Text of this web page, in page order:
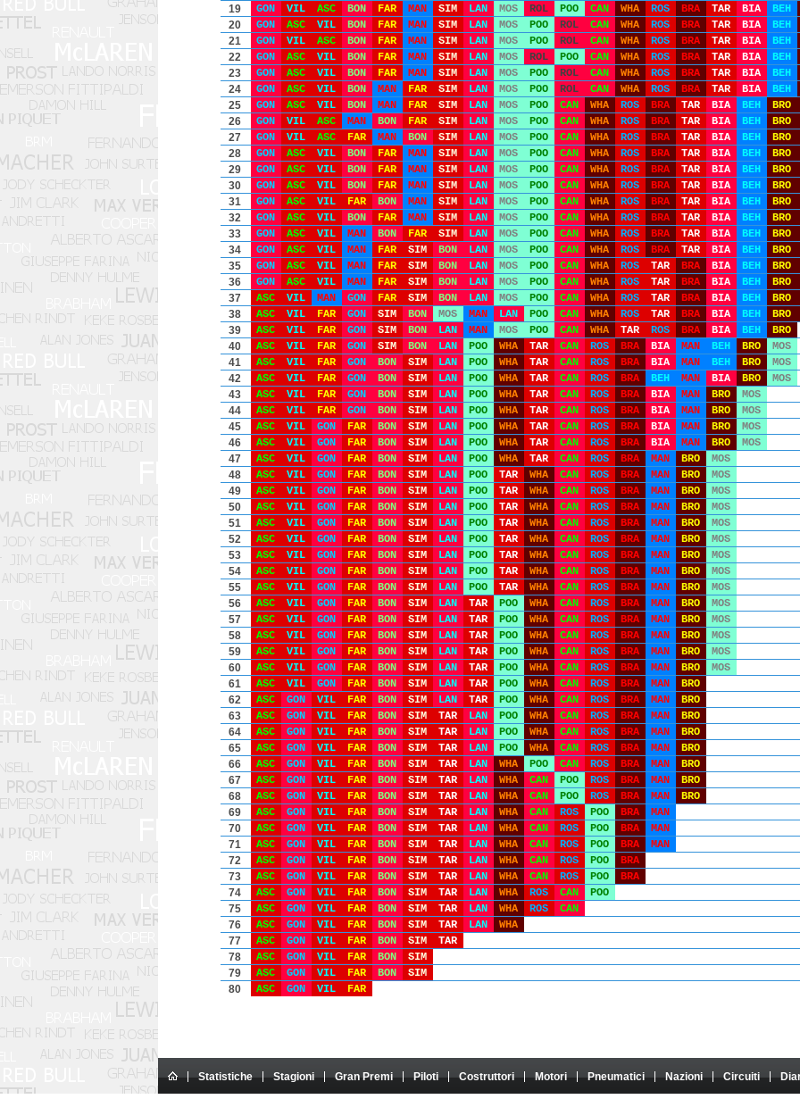
19
GON VIL ASC BON FAR MAN SIM LAN MOS ROL POO CAN WHA ROS BRA TAR BIA
BEH
20
GON ASC VIL BON FAR MAN SIM LAN MOS POO ROL CAN WHA ROS BRA TAR BIA
BEH
21
GON VIL ASC BON FAR MAN SIM LAN MOS POO ROL CAN WHA ROS BRA TAR BIA
BEH
22
GON ASC VIL BON FAR MAN SIM LAN MOS ROL POO CAN WHA ROS BRA TAR BIA
BEH
23
GON ASC VIL BON FAR MAN SIM LAN MOS POO ROL CAN WHA ROS BRA TAR BIA
BEH
24
GON ASC VIL BON MAN FAR SIM LAN MOS POO ROL CAN WHA ROS BRA TAR BIA
BEH
25
GON ASC VIL BON MAN FAR SIM LAN MOS POO CAN WHA ROS BRA TAR BIA BEH
BRO
26
GON VIL ASC MAN BON FAR SIM LAN MOS POO CAN WHA ROS BRA TAR BIA BEH
BRO
27
GON VIL ASC FAR MAN BON SIM LAN MOS POO CAN WHA ROS BRA TAR BIA BEH
BRO
28
GON ASC VIL BON FAR MAN SIM LAN MOS POO CAN WHA ROS BRA TAR BIA BEH
BRO
29
GON ASC VIL BON FAR MAN SIM LAN MOS POO CAN WHA ROS BRA TAR BIA BEH
BRO
30
GON ASC VIL BON FAR MAN SIM LAN MOS POO CAN WHA ROS BRA TAR BIA BEH
BRO
31
GON ASC VIL FAR BON MAN SIM LAN MOS POO CAN WHA ROS BRA TAR BIA BEH
BRO
32
GON ASC VIL BON FAR MAN SIM LAN MOS POO CAN WHA ROS BRA TAR BIA BEH
BRO
33
GON ASC VIL MAN BON FAR SIM LAN MOS POO CAN WHA ROS BRA TAR BIA BEH
BRO
34
GON ASC VIL MAN FAR SIM BON LAN MOS POO CAN WHA ROS BRA TAR BIA BEH
BRO
35
GON ASC VIL MAN FAR SIM BON LAN MOS POO CAN WHA ROS TAR BRA BIA BEH
BRO
36
GON ASC VIL MAN FAR SIM BON LAN MOS POO CAN WHA ROS TAR BRA BIA BEH
BRO
37
ASC VIL MAN GON FAR SIM BON LAN MOS POO CAN WHA ROS TAR BRA BIA BEH
BRO
38
ASC VIL FAR GON SIM BON MOS MAN LAN POO CAN WHA ROS TAR BRA BIA BEH
BRO
39
ASC VIL FAR GON SIM BON LAN MAN MOS POO CAN WHA TAR ROS BRA BIA BEH
BRO
40
ASC VIL FAR GON SIM BON LAN POO WHA TAR CAN ROS BRA BIA MAN BEH BRO
MOS
41
ASC VIL FAR GON BON SIM LAN POO WHA TAR CAN ROS BRA BIA MAN BEH BRO
MOS
42
ASC VIL FAR GON BON SIM LAN POO WHA TAR CAN ROS BRA BEH MAN BIA BRO
MOS
43
ASC VIL FAR GON BON SIM LAN POO WHA TAR CAN ROS BRA BIA MAN BRO
MOS
44
ASC VIL FAR GON BON SIM LAN POO WHA TAR CAN ROS BRA BIA MAN BRO
MOS
45
ASC VIL GON FAR BON SIM LAN POO WHA TAR CAN ROS BRA BIA MAN BRO
MOS
46
ASC VIL GON FAR BON SIM LAN POO WHA TAR CAN ROS BRA BIA MAN BRO
MOS
47
ASC VIL GON FAR BON SIM LAN POO WHA TAR CAN ROS BRA MAN BRO
MOS
48
ASC VIL GON FAR BON SIM LAN POO TAR WHA CAN ROS BRA MAN BRO
MOS
49
ASC VIL GON FAR BON SIM LAN POO TAR WHA CAN ROS BRA MAN BRO
MOS
50
ASC VIL GON FAR BON SIM LAN POO TAR WHA CAN ROS BRA MAN BRO
MOS
51
ASC VIL GON FAR BON SIM LAN POO TAR WHA CAN ROS BRA MAN BRO
MOS
52
ASC VIL GON FAR BON SIM LAN POO TAR WHA CAN ROS BRA MAN BRO
MOS
53
ASC VIL GON FAR BON SIM LAN POO TAR WHA CAN ROS BRA MAN BRO
MOS
54
ASC VIL GON FAR BON SIM LAN POO TAR WHA CAN ROS BRA MAN BRO
MOS
55
ASC VIL GON FAR BON SIM LAN POO TAR WHA CAN ROS BRA MAN BRO
MOS
56
ASC VIL GON FAR BON SIM LAN TAR POO WHA CAN ROS BRA MAN BRO
MOS
57
ASC VIL GON FAR BON SIM LAN TAR POO WHA CAN ROS BRA MAN BRO
MOS
58
ASC VIL GON FAR BON SIM LAN TAR POO WHA CAN ROS BRA MAN BRO
MOS
59
ASC VIL GON FAR BON SIM LAN TAR POO WHA CAN ROS BRA MAN BRO
MOS
60
ASC VIL GON FAR BON SIM LAN TAR POO WHA CAN ROS BRA MAN BRO
MOS
61
ASC VIL GON FAR BON SIM LAN TAR POO WHA CAN ROS BRA MAN
BRO
62
ASC GON VIL FAR BON SIM LAN TAR POO WHA CAN ROS BRA MAN
BRO
63
ASC GON VIL FAR BON SIM TAR LAN POO WHA CAN ROS BRA MAN
BRO
64
ASC GON VIL FAR BON SIM TAR LAN POO WHA CAN ROS BRA MAN
BRO
65
ASC GON VIL FAR BON SIM TAR LAN POO WHA CAN ROS BRA MAN
BRO
66
ASC GON VIL FAR BON SIM TAR LAN WHA POO CAN ROS BRA MAN
BRO
67
ASC GON VIL FAR BON SIM TAR LAN WHA CAN POO ROS BRA MAN
BRO
68
ASC GON VIL FAR BON SIM TAR LAN WHA CAN POO ROS BRA MAN
BRO
69
ASC GON VIL FAR BON SIM TAR LAN WHA CAN ROS POO BRA
MAN
70
ASC GON VIL FAR BON SIM TAR LAN WHA CAN ROS POO BRA
MAN
71
ASC GON VIL FAR BON SIM TAR LAN WHA CAN ROS POO BRA
MAN
72
ASC GON VIL FAR BON SIM TAR LAN WHA CAN ROS POO
BRA
73
ASC GON VIL FAR BON SIM TAR LAN WHA CAN ROS POO
BRA
74
ASC GON VIL FAR BON SIM TAR LAN WHA ROS CAN
POO
75
ASC GON VIL FAR BON SIM TAR LAN WHA ROS
CAN
76
ASC GON VIL FAR BON SIM TAR LAN
WHA
77
ASC GON VIL FAR BON SIM
TAR
78
ASC GON VIL FAR BON
SIM
79
ASC GON VIL FAR BON
SIM
80
ASC GON VIL FAR
Statistiche Stagioni Gran Premi Piloti Costruttori Motori Pneumatici Nazioni Circuiti